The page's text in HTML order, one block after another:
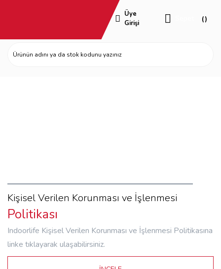
Üye
Girişi
Kişisel Verilen Korunması ve İşlenmesi
Politikası
Indoorlife Kişisel Verilen Korunması ve İşlenmesi Politikasına
linke tıklayarak ulaşabilirsiniz.